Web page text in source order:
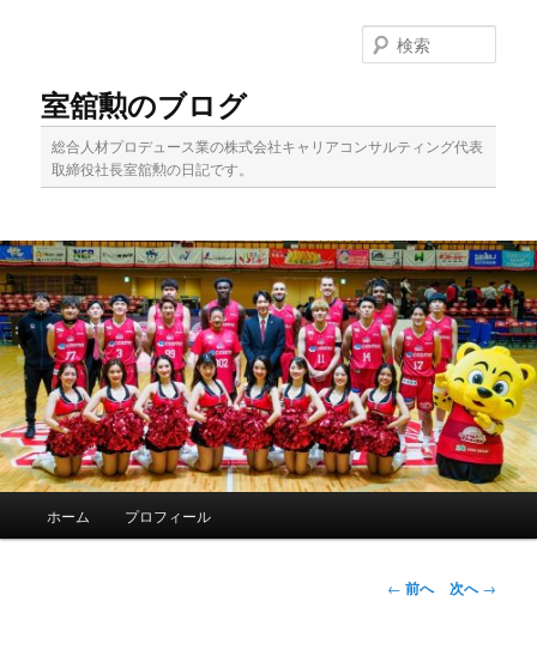
移
動
室舘勲のブログ
総合人材プロデュース業の株式会社キャリアコンサルティング代表
取締役社長室舘勲の日記です。
索
ホーム プロフィール
投← 前へ 次へ→